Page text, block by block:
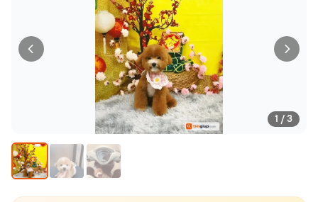
1 / 3